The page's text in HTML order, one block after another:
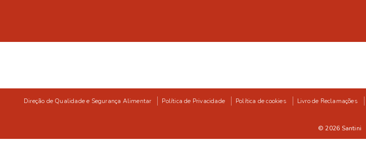
Direção de Qualidade e Segurança Alimentar Política de Privacidade Política de cookies Livro de Reclamações
© 2026 Santini